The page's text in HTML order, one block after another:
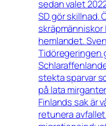
sedan valet
SD gör skillnad.
hemlandet.
Tidöregeringen
stekta sparvar
på lata mirganter
Finlands sak är
retunera